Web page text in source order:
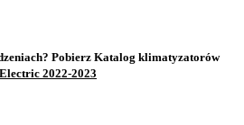
Pobierz Katalog klimatyzatorów